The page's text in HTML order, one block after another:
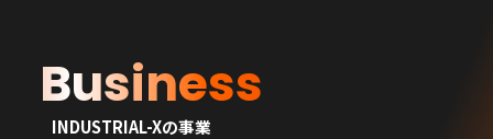
Business
INDUSTRIAL-Xの事業